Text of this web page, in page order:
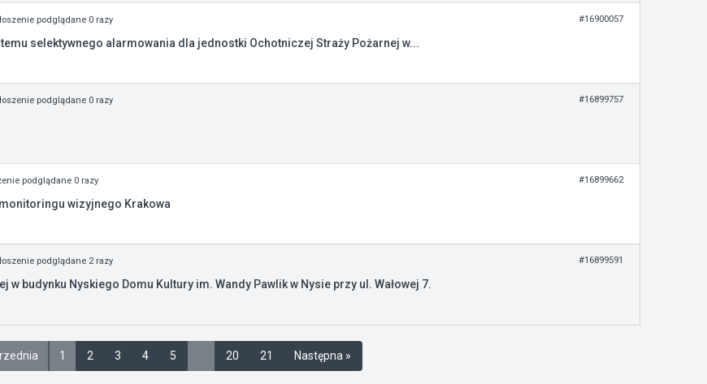
podglądane 0 razy #16900057
selektywnego alarmowania dla jednostki Ochotniczej Straży Pożarnej w...
podglądane 0 razy #16899757
podglądane 0 razy #16899662
wizyjnego Krakowa
podglądane 2 razy #16899591
budynku Nyskiego Domu Kultury im. Wandy Pawlik w Nysie przy ul. Wałowej 7.
1 2 3 4 5 20 21 Następna »